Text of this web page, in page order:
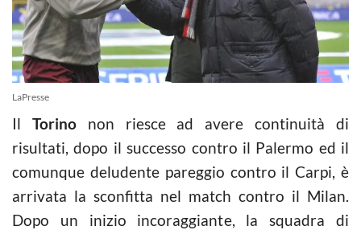
LaPresse
Il Torinonon riesce ad avere continuità di
risultati, dopo il successo contro il Palermo ed il
comunque deludente pareggio contro il Carpi, è
arrivata la sconfitta nel match contro il Milan.
Dopo un inizio incoraggiante, la squadra di